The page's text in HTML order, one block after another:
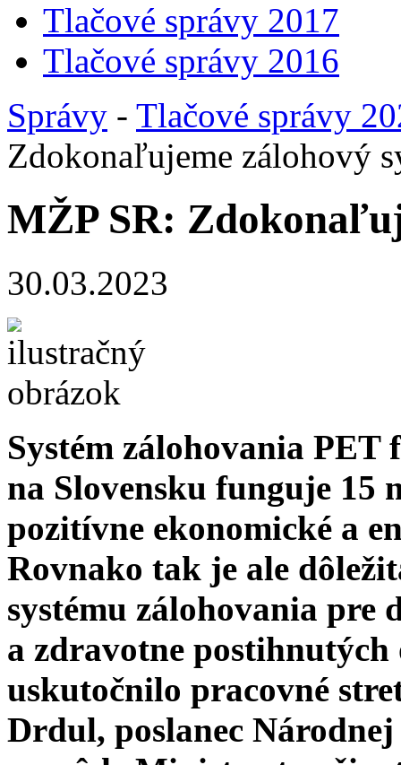
Tlačové správy 2017
Tlačové správy 2016
Správy - Tlačové správy
Zdokonaľujeme zálohový
MŽP SR:
30.03.2023
Systém zálohovania
na Slovensku funguje 15
pozitívne ekonomické a
Rovnako tak je ale
systému zálohovania pre
a zdravotne postihnutých
uskutočnilo pracovné
Drdul, poslanec